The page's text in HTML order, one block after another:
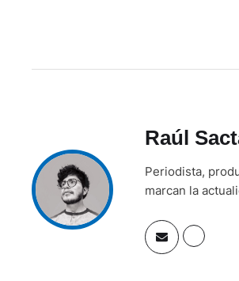
Raúl
Periodista,
marcan la